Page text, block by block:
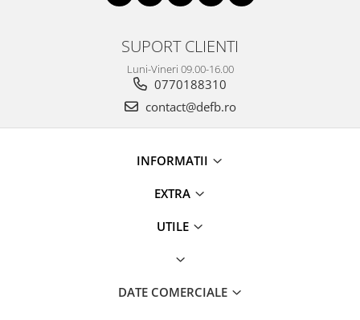
SUPORT CLIENTI
Luni-Vineri 09.00-16.00
0770188310
contact@defb.ro
INFORMATII
EXTRA
UTILE
DATE COMERCIALE